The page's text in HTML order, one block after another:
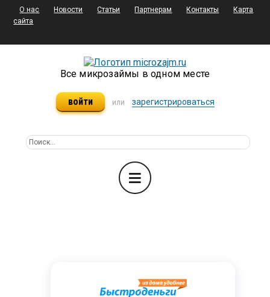
О нас Новости Статьи Партнерам Контакты
Карта
сайта
Все микрозаймы в одном месте
войти или зарегистрироваться